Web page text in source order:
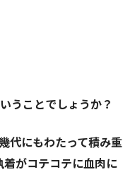
うことでしょうか？
代にもわたって積み重
がコテコテに血肉に